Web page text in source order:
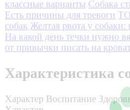
классные варианты Собака
Есть причины для тревоги
собак Желтая рвота у
На какой день течки нужно
от привычки писать на
Характеристика
Характер Воспитание